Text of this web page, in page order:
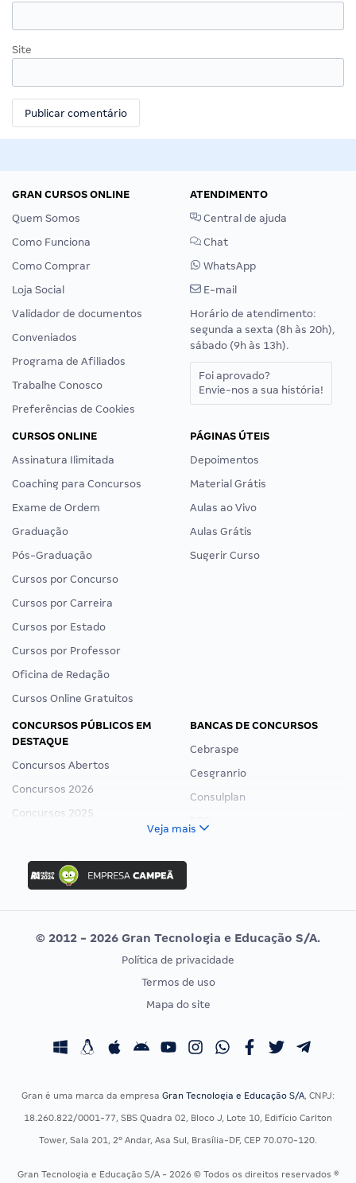
Site
GRAN CURSOS ONLINE
Quem Somos
Como Funciona
Como Comprar
Loja Social
Validador de documentos
Conveniados
Programa de Afiliados
Trabalhe Conosco
Preferências de Cookies
ATENDIMENTO
Central de ajuda
Chat
WhatsApp
E-mail
Horário de atendimento:
segunda a sexta (8h às 20h),
sábado (9h às 13h).
Foi aprovado?
Envie-nos a sua história!
CURSOS ONLINE
Assinatura Ilimitada
Coaching para Concursos
Exame de Ordem
Graduação
Pós-Graduação
Cursos por Concurso
Cursos por Carreira
Cursos por Estado
Cursos por Professor
Oficina de Redação
Cursos Online Gratuitos
PÁGINAS ÚTEIS
Depoimentos
Material Grátis
Aulas ao Vivo
Aulas Grátis
Sugerir Curso
CONCURSOS PÚBLICOS EM
DESTAQUE
Concursos Abertos
Concursos 2026
Concursos 2025
Concurso Nacional Unificado
Concurso Ibama
Concurso MPU
Editais publicados
BANCAS DE CONCURSOS
Cebraspe
Cesgranrio
Consulplan
Vunesp
CONCURSOS POR PROFISSÃO
Concursos Fiscais
EXAME DE ORDEM
Calendário OAB
Veja mais
© 2012 - 2026 Gran Tecnologia e Educação S/A.
Política de privacidade
Termos de uso
Mapa do site
Gran é uma marca da empresa Gran Tecnologia e Educação S/A, CNPJ:
18.260.822/0001-77, SBS Quadra 02, Bloco J, Lote 10, Edifício Carlton
Tower, Sala 201, 2º Andar, Asa Sul, Brasília-DF, CEP 70.070-120.
Gran Tecnologia e Educação S/A - 2026 © Todos os direitos reservados ®